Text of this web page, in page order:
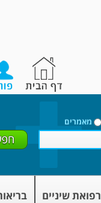
מאמרים
רפואת שיניים